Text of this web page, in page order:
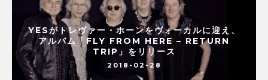
YESがトレヴァー・ホーンをヴォーカルに迎え、
アルバム「FLY FROM HERE – RETURN
TRIP」をリリース
2018-02-28